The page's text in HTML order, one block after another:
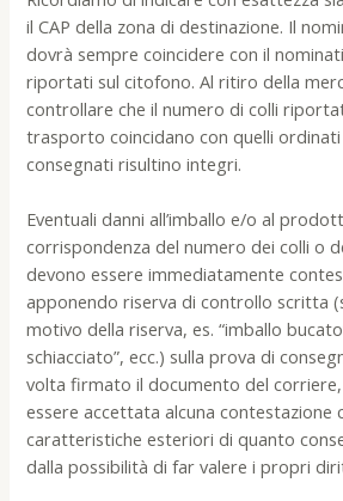
il CAP della zona di destinazione. Il
dovrà sempre coincidere con il
riportati sul citofono. Al ritiro della
controllare che il numero di colli
trasporto coincidano con quelli ordinati
consegnati risultino integri.
Eventuali danni all’imballo e/o al
corrispondenza del numero dei colli o
devono essere immediatamente
apponendo riserva di controllo scritta
motivo della riserva, es. “imballo
schiacciato”, ecc.) sulla prova di
volta firmato il documento del
essere accettata alcuna contestazione
caratteristiche esteriori di quanto
dalla possibilità di far valere i propri